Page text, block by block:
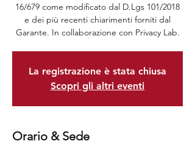
16/679 come modificato dal D.Lgs 101/2018
e dei più recenti chiarimenti forniti dal
Garante. In collaborazione con Privacy Lab.
La registrazione è stata chiusa
Scopri gli altri eventi
Orario & Sede